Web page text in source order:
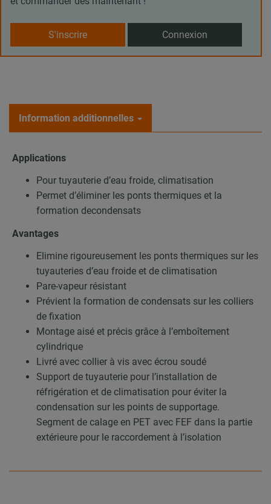
S'inscrire Connexion
Information additionnelles
Applications
Pour tuyauterie d’eau froide, climatisation
Permet d’éliminer les ponts thermiques et la
formation decondensats
Avantages
Elimine rigoureusement les ponts thermiques sur les
tuyauteries d’eau froide et de climatisation
Pare-vapeur résistant
Prévient la formation de condensats sur les colliers
de fixation
Montage aisé et précis grâce à l’emboîtement
cylindrique
Livré avec collier à vis avec écrou soudé
Support de tuyauterie pour l’installation de
réfrigération et de climatisation pour éviter la
condensation sur les points de supportage.
Segment de calage en PET avec FEF dans la partie
extérieure pour le raccordement à l’isolation